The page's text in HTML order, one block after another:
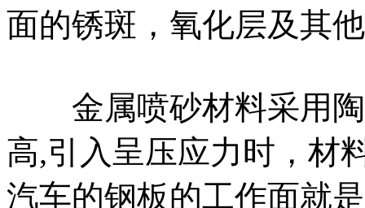
面的锈斑，氧化层及其
金属喷砂材料采用陶
高,引入呈压应力时，材
汽车的钢板的工作面就